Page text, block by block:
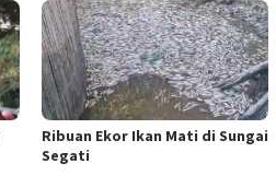
Ribuan Ekor Ikan Mati di Sungai
Segati